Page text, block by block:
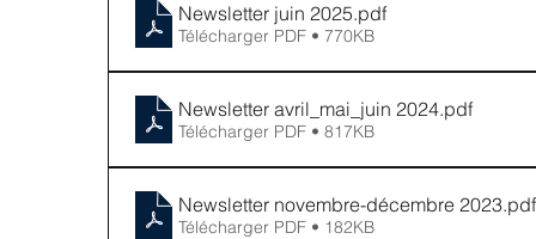
Newsletter juin 2025.pdf
Télécharger PDF • 770KB
Newsletter avril_mai_juin 2024.pdf
Télécharger PDF • 817KB
Newsletter novembre-décembre 2023.pdf
Télécharger PDF • 182KB